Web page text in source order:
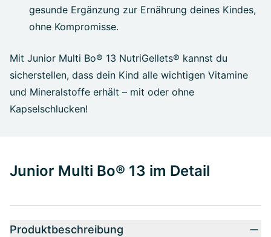
gesunde Ergänzung zur Ernährung deines Kindes,
ohne Kompromisse.
Mit Junior Multi Bo® 13 NutriGellets® kannst du
sicherstellen, dass dein Kind alle wichtigen Vitamine
und Mineralstoffe erhält – mit oder ohne
Kapselschlucken!
Junior Multi Bo® 13 im Detail
Produktbeschreibung